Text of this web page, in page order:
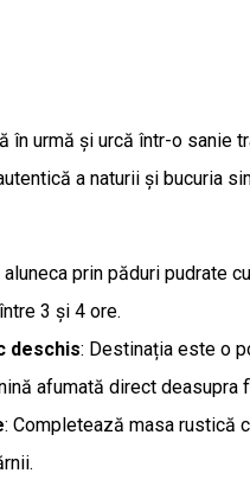
în urmă și urcă într-o
a naturii și bucuria
aluneca prin păduri pudrate
3 și 4 ore.
deschis: Destinația este o
afumată direct deasupra
: Completează masa rustică